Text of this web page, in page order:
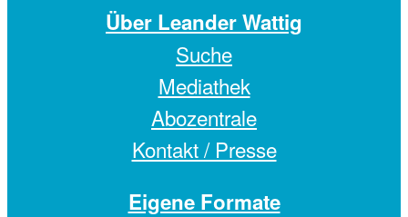
Über Leander Wattig
Suche
Mediathek
Abozentrale
Kontakt / Presse
Eigene Formate